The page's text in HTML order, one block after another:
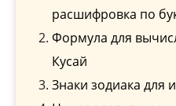
расшифровка по
Формула для
Кусай
Знаки зодиака для